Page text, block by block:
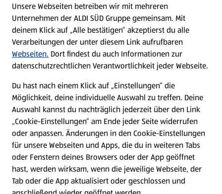
Nachhaltigkeit
Karriere
Presse
Hilfe & Kontakt
(öffnet in einem neuen Tab)
Unternehmen
Folge uns hier:
Unsere Webseiten betreiben wir mit mehreren
Unternehmen der ALDI SÜD Gruppe gemeinsam. Mit
deinem Klick auf „Alle bestätigen“ akzeptierst du alle
Verarbeitungen der unter diesem Link aufrufbaren
Webseiten. Dort findest du auch Informationen zur
datenschutzrechtlichen Verantwortlichkeit jeder Webseite.
Du hast nach einem Klick auf „Einstellungen“ die
Möglichkeit, deine individuelle Auswahl zu treffen. Deine
Auswahl kannst du nachträglich jederzeit über den Link
„Cookie-Einstellungen“ am Ende jeder Seite widerrufen
oder anpassen. Änderungen in den Cookie-Einstellungen
für unsere Webseiten und Apps, die du in weiteren Tabs
oder Fenstern deines Browsers oder der App geöffnet
hast, werden wirksam, wenn die jeweilige Webseite, der
Tab oder die App aktualisiert oder geschlossen und